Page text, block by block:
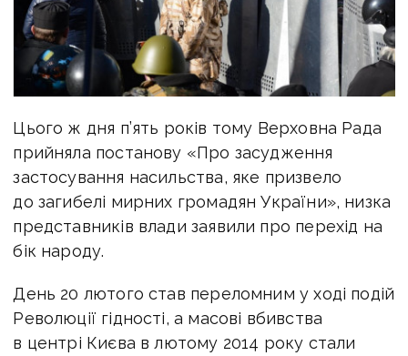
Цього ж дня п’ять років тому Верховна Рада
прийняла постанову «Про засудження
застосування насильства, яке призвело
до загибелі мирних громадян України», низка
представників влади заявили про перехід на
бік народу.
День 20 лютого став переломним у ході подій
Революції гідності, а масові вбивства
в центрі Києва в лютому 2014 року стали